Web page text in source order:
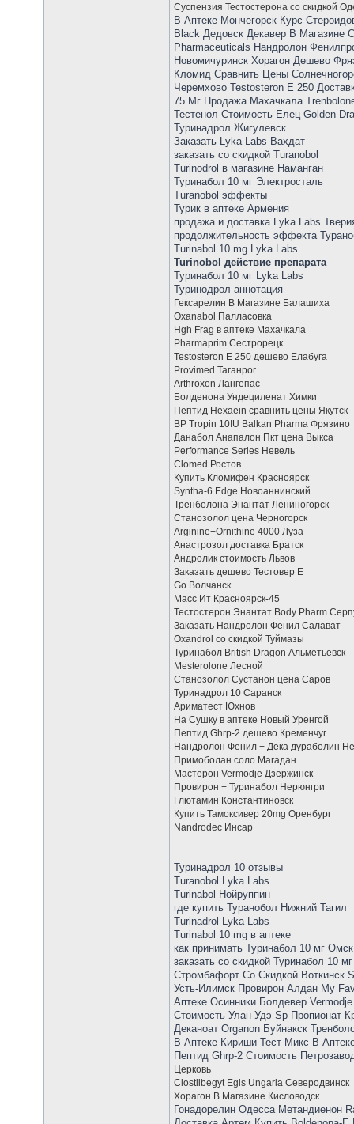
Суспензия Тестостерона со скидкой
В Аптеке Мончегорск Курс
Black Дедовск Декавер В Магазине
Pharmaceuticals Нандролон
Новомичуринск Хорагон Дешево
Кломид Сравнить Цены
Черемхово Testosteron E 250
75 Мг Продажа Махачкала
Тестенол Стоимость Елец Golden
Туринадрол Жигулевск
Заказать Lyka Labs Вахдат
заказать со скидкой Turanobol
Turinodrol в магазине Наманган
Туринабол 10 мг Электросталь
Turanobol эффекты
Турик в аптеке Армения
продажа и доставка Lyka Labs
продолжительность эффекта
Turinabol 10 mg Lyka Labs
Turinobol действие препарата
Туринабол 10 мг Lyka Labs
Туринодрол аннотация
Гексарелин В Магазине Балашиха
Oxanabol Палласовка
Hgh Frag в аптеке Махачкала
Pharmaprim Сестрорецк
Testosteron E 250 дешево Елабуга
Provimed Таганрог
Arthroxon Лангепас
Болденона Ундециленат Химки
Пептид Hexaein сравнить цены Якутск
BP Tropin 10IU Balkan Pharma Фрязино
Данабол Анапалон Пкт цена Выкса
Performance Series Невель
Clomed Ростов
Купить Кломифен Красноярск
Syntha-6 Edge Новоаннинский
Тренболона Энантат Лениногорск
Станозолол цена Черногорск
Arginine+Ornithine 4000 Луза
Анастрозол доставка Братск
Андролик стоимость Львов
Заказать дешево Тестовер Е
Go Волчанск
Масс Ит Красноярск-45
Тестостерон Энантат Body Pharm
Заказать Нандролон Фенил Салават
Oxandrol со скидкой Туймазы
Туринабол British Dragon Альметьевск
Mesterolone Лесной
Станозолол Сустанон цена Саров
Туринадрол 10 Саранск
Ариматест Юхнов
На Сушку в аптеке Новый Уренгой
Пептид Ghrp-2 дешево Кременчуг
Нандролон Фенил + Дека дураболин
Примоболан соло Магадан
Мастерон Vermodje Дзержинск
Провирон + Туринабол Нерюнгри
Глютамин Константиновск
Купить Тамоксивер 20mg Оренбург
Nandrodec Инсар
Туринадрол 10 отзывы
Turanobol Lyka Labs
Turinabol Нойруппин
где купить Туранобол Нижний Тагил
Turinadrol Lyka Labs
Turinabol 10 mg в аптеке
как принимать Туринабол 10 мг Омск
заказать со скидкой Туринабол 10
Стромбафорт Со Скидкой Воткинск
Усть-Илимск Провирон Алдан My
Аптеке Осинники Болдевер
Стоимость Улан-Удэ Sp Пропионат
Деканоат Organon Буйнакск
В Аптеке Кириши Тест Микс В
Пептид Ghrp-2 Стоимость
Церковь
Clostilbegyt Egis Ungaria Северодвинск
Хорагон В Магазине Кисловодск
Гонадорелин Одесса Метандиенон